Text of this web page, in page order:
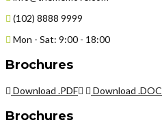
(102) 8888 9999
Mon - Sat: 9:00 - 18:00
Brochures
Download .PDF Download .DOC
Brochures